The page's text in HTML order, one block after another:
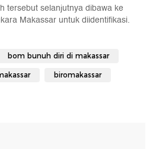
tersebut selanjutnya dibawa ke
Makassar untuk diidentifikasi.
bom bunuh diri di makassar
biromakassar